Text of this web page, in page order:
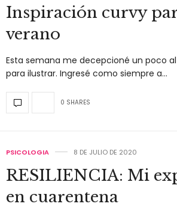
Inspiración curvy
verano
Esta semana me decepcioné un poco
para ilustrar. Ingresé como siempre a…
0 SHARES
PSICOLOGIA 8 DE JULIO DE 2020
RESILIENCIA: Mi
en cuarentena